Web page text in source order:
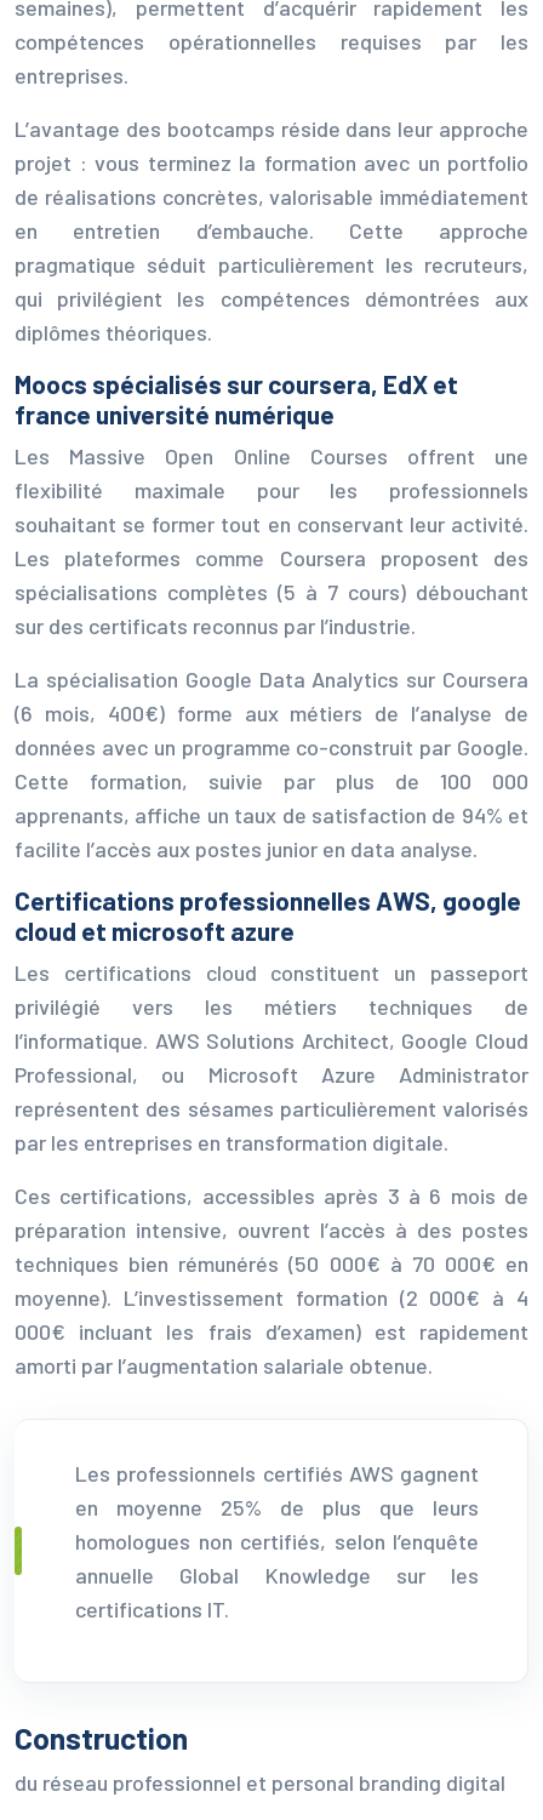
semaines), permettent d’acquérir rapidement les
compétences opérationnelles requises par les
entreprises.
L’avantage des bootcamps réside dans leur approche
projet : vous terminez la formation avec un portfolio
de réalisations concrètes, valorisable immédiatement
en entretien d’embauche. Cette approche
pragmatique séduit particulièrement les recruteurs,
qui privilégient les compétences démontrées aux
diplômes théoriques.
Moocs spécialisés sur coursera, EdX et
france université numérique
Les Massive Open Online Courses offrent une
flexibilité maximale pour les professionnels
souhaitant se former tout en conservant leur activité.
Les plateformes comme Coursera proposent des
spécialisations complètes (5 à 7 cours) débouchant
sur des certificats reconnus par l’industrie.
La spécialisation Google Data Analytics sur Coursera
(6 mois, 400€) forme aux métiers de l’analyse de
données avec un programme co-construit par Google.
Cette formation, suivie par plus de 100 000
apprenants, affiche un taux de satisfaction de 94% et
facilite l’accès aux postes junior en data analyse.
Certifications professionnelles AWS, google
cloud et microsoft azure
Les certifications cloud constituent un passeport
privilégié vers les métiers techniques de
l’informatique. AWS Solutions Architect, Google Cloud
Professional, ou Microsoft Azure Administrator
représentent des sésames particulièrement valorisés
par les entreprises en transformation digitale.
Ces certifications, accessibles après 3 à 6 mois de
préparation intensive, ouvrent l’accès à des postes
techniques bien rémunérés (50 000€ à 70 000€ en
moyenne). L’investissement formation (2 000€ à 4
000€ incluant les frais d’examen) est rapidement
amorti par l’augmentation salariale obtenue.
Les professionnels certifiés AWS gagnent
en moyenne 25% de plus que leurs
homologues non certifiés, selon l’enquête
annuelle Global Knowledge sur les
certifications IT.
Construction
du réseau professionnel et personal branding digital